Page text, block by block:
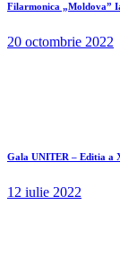
Filarmonica „Moldova”
20 octombrie 2022
Gala UNITER – Editia a
12 iulie 2022